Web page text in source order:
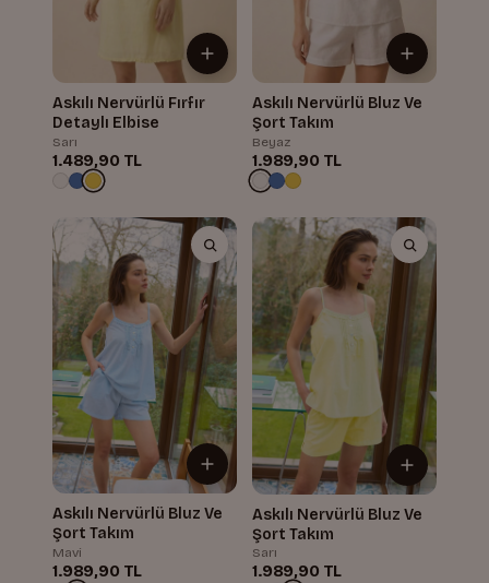
Askılı Nervürlü Fırfır
Detaylı Elbise
Sarı
1.489,90 TL
Askılı Nervürlü Bluz Ve
Şort Takım
Beyaz
1.989,90 TL
Askılı Nervürlü Bluz Ve
Şort Takım
Mavi
1.989,90 TL
Askılı Nervürlü Bluz Ve
Şort Takım
Sarı
1.989,90 TL